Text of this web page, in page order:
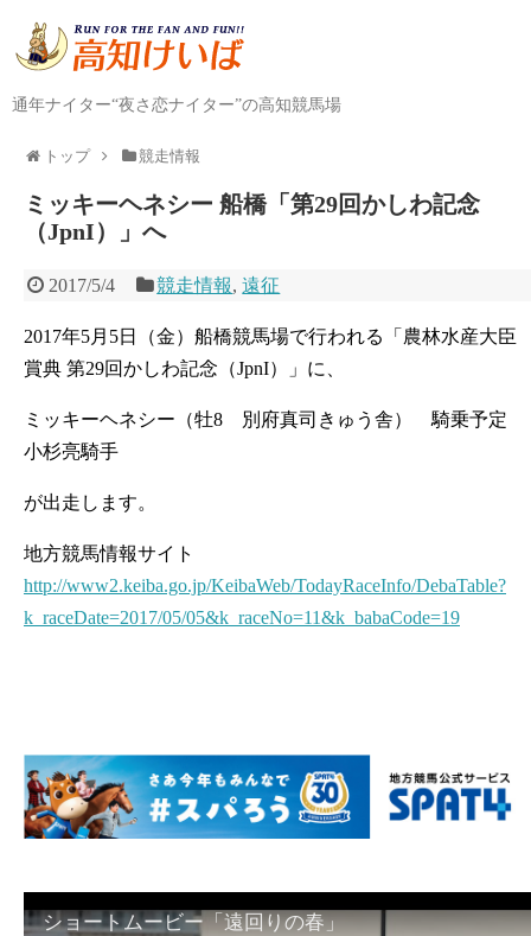
通年ナイター“夜さ恋ナイター”の高知競馬場
トップ 競走情報
ミッキーヘネシー 船橋「第29回かしわ記念
（JpnI）」へ
2017/5/4 競走情報,遠征
2017年5月5日（金）船橋競馬場で行われる「農林水産大臣
賞典 第29回かしわ記念（JpnI）」に、
ミッキーヘネシー（牡8 別府真司きゅう舎） 騎乗予定
小杉亮騎手
が出走します。
地方競馬情報サイト
http://www2.keiba.go.jp/KeibaWeb/TodayRaceInfo/DebaTable?
k_raceDate=2017/05/05&k_raceNo=11&k_babaCode=19
ショートムービー「遠回りの春」